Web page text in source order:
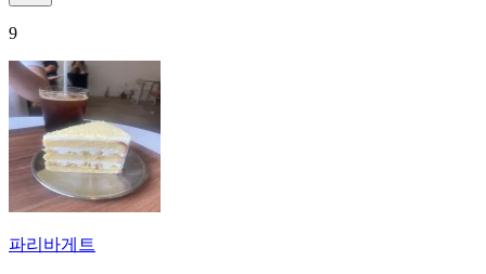
9
파리바게트